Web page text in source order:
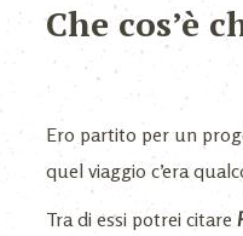
Che cos’è
Ero partito per un
quel viaggio c’era
Tra di essi potrei citare